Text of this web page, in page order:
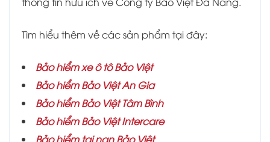
Tìm hiểu thêm về các sản phẩm tại đây:
Bảo hiểm xe ô tô Bảo Việt
Bảo hiểm Bảo Việt An Gia
Bảo hiểmBảo Việt Tâm Bình
Bảo hiểm Bảo Việt Intercare
Bảo hiểm tai nạn Bảo Việt